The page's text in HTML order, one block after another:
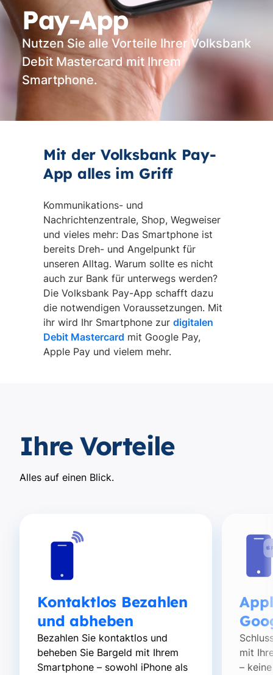
Pay-App
Nutzen Sie alle Vorteile Ihrer Volksbank
Debit Mastercard mit Ihrem
Smartphone.
Mit der Volksbank Pay-
App alles im Griff
Kommunikations- und
Nachrichtenzentrale, Shop, Wegweiser
und vieles mehr: Das Smartphone ist
bereits Dreh- und Angelpunkt für
unseren Alltag. Warum sollte es nicht
auch zur Bank für unterwegs werden?
Die Volksbank Pay-App schafft dazu
die notwendigen Voraussetzungen. Mit
ihr wird Ihr Smartphone zur digitalen
Debit Mastercard mit Google Pay,
Apple Pay und vielem mehr.
Ihre Vorteile
Alles auf einen Blick.
Kontaktlos Bezahlen
und abheben
Bezahlen Sie kontaktlos und
beheben Sie Bargeld mit Ihrem
Smartphone – sowohl iPhone als
mit
–